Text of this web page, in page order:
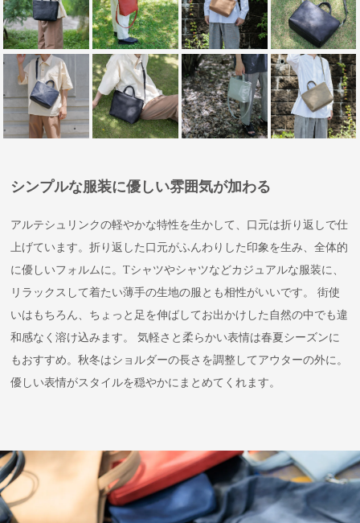
シンプルな服装に優しい雰囲気が加わる
アルテシュリンクの軽やかな特性を生かして、口元は折り返しで仕
上げています。折り返した口元がふんわりした印象を生み、全体的
に優しいフォルムに。Tシャツやシャツなどカジュアルな服装に、
リラックスして着たい薄手の生地の服とも相性がいいです。 街使
いはもちろん、ちょっと足を伸ばしてお出かけした自然の中でも違
和感なく溶け込みます。 気軽さと柔らかい表情は春夏シーズンに
もおすすめ。秋冬はショルダーの長さを調整してアウターの外に。
優しい表情がスタイルを穏やかにまとめてくれます。